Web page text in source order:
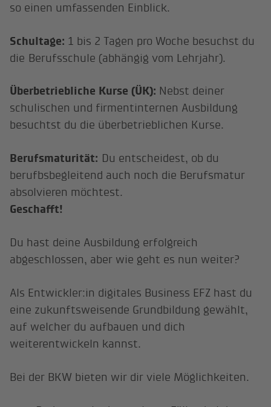
so einen umfassenden Einblick.
Schultage: 1 bis 2 Tagen pro Woche besuchst du
die Berufsschule (abhängig vom Lehrjahr).
Überbetriebliche Kurse (ÜK): Nebst deiner
schulischen und firmentinternen Ausbildung
besuchtst du die überbetrieblichen Kurse.
Berufsmaturität: Du entscheidest, ob du
berufbsbegleitend auch noch die Berufsmatur
absolvieren möchtest.
Geschafft!
Du hast deine Ausbildung erfolgreich
abgeschlossen, aber wie geht es nun weiter?
Als Entwickler:in digitales Business EFZ hast du
eine zukunftsweisende Grundbildung gewählt,
auf welcher du aufbauen und dich
weiterentwickeln kannst.
Bei der BKW bieten wir dir viele Möglichkeiten.